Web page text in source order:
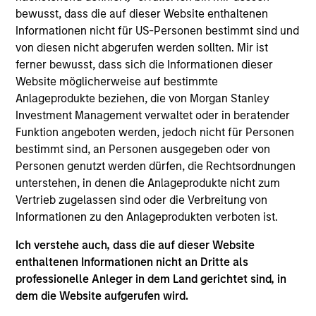
bewusst, dass die auf dieser Website enthaltenen
Informationen nicht für US-Personen bestimmt sind und
von diesen nicht abgerufen werden sollten. Mir ist
ferner bewusst, dass sich die Informationen dieser
Website möglicherweise auf bestimmte
Anlageprodukte beziehen, die von Morgan Stanley
Investment Management verwaltet oder in beratender
Funktion angeboten werden, jedoch nicht für Personen
bestimmt sind, an Personen ausgegeben oder von
Personen genutzt werden dürfen, die Rechtsordnungen
unterstehen, in denen die Anlageprodukte nicht zum
Vertrieb zugelassen sind oder die Verbreitung von
Informationen zu den Anlageprodukten verboten ist.
Ich verstehe auch, dass die auf dieser Website
enthaltenen Informationen nicht an Dritte als
professionelle Anleger in dem Land gerichtet sind, in
dem die Website aufgerufen wird.
Vaibhav Bagri is an Executive Director at Morgan
Stanley. Mr. Bagri joined Morgan Stanley Private
Equity Asia in 2016 and focuses on the group's
private equity transactions in India. Prior to joining
Morgan Stanley, Mr. Bagri was with the investment
banking division of Macquarie Capital and equity
research division of Goldman Sachs for over 3
years. Mr. Bagri is a native of India and is based in
Mumbai. Mr. Bagri received his Bachelor’s degree
from School of Planning and Architecture, Delhi and
holds an M.B.A. from Indian Institute of
Management, Lucknow.
Team Insights